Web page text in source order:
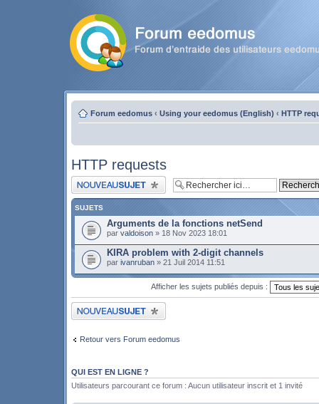
Forum eedomus ‹ Using your eedomus (English) ‹ HTTP
HTTP requests
Publier un nouveau sujet
SUJETS
Arguments de la fonctions netSend
par valdoison » 18 Nov 2023 18:01
KIRA problem with 2-digit channels
par ivanruban » 21 Juil 2014 11:51
Afficher les sujets publiés depuis :
Publier un nouveau sujet
Retour vers Forum eedomus
QUI EST EN LIGNE ?
Utilisateurs parcourant ce forum : Aucun utilisateur inscrit et 1 invité